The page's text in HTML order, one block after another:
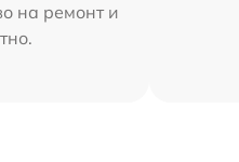
на ремонт и